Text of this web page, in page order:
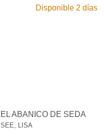
Disponible 2 días
EL ABANICO DE SEDA
SEE, LISA